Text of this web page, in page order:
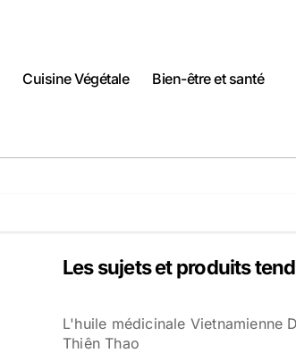
Cuisine Végétale Bien-être et santé
Les sujets et produits
L'huile médicinale Vietnamienne
Thiên Thao